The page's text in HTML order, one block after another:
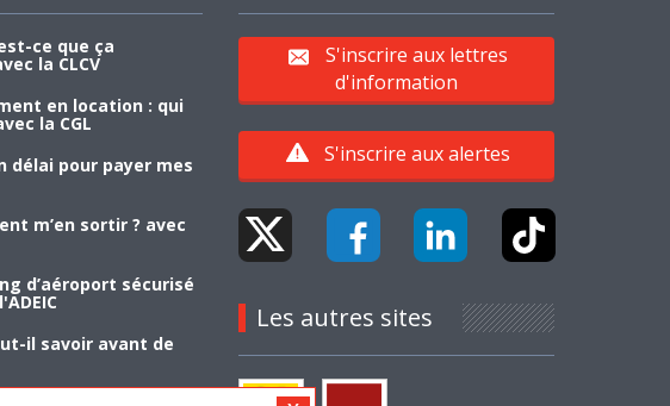
ce que ça
la CLCV
en location : qui
la CGL
délai pour payer mes
m’en sortir ? avec
d’aéroport sécurisé
il savoir avant de
S'inscrire aux lettres
d'information
S'inscrire aux alertes
Les autres sites